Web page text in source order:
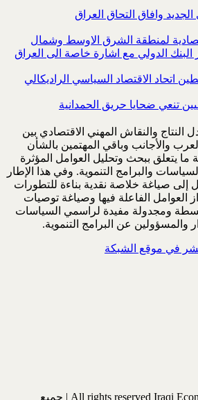
وافاق التحاق العراق
لمنطقة الشرق الاوسط وشمال
البنك الدولي مع اشارة خاصة الى العراق
اتحاد الاقتصاد السياسي الراديكالي
تنعي ضحايا حريق الحمدانية
النتاج والنقاش المهني الاقتصادي بين
والأجانب وباقي المهتمين بالشأن
ما يتعلق ببحث وتحليل العوامل المؤثرة
والبرامج التنموية. وفي هذا الإطار
إلى صياغة خلاصة نقدية بناءة للتطورات
العوامل الفاعلة فيها وصياغة توصيات
ومجدولة مفيدة لراسمي السياسات
والمسؤولين عن البرامج التنموية.
في موقع الشبكة
© All rights reserved Iraqi Economists Network 2024 | جميع